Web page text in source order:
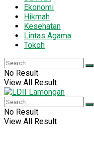
Ekonomi
Hikmah
Kesehatan
Lintas Agama
Tokoh
No Result
View All Result
No Result
View All Result